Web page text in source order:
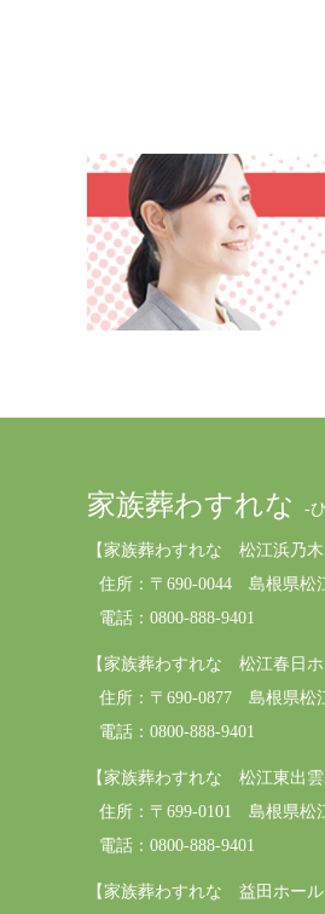
家族葬わすれな -
【家族葬わすれな 松江浜乃木
住所： 〒690-0044 島根県松
電話：0800-888-9401
【家族葬わすれな 松江春日ホ
住所： 〒690-0877 島根県松
電話：0800-888-9401
【家族葬わすれな 松江東出雲
住所： 〒699-0101 島根県松
電話：0800-888-9401
【家族葬わすれな 益田ホール